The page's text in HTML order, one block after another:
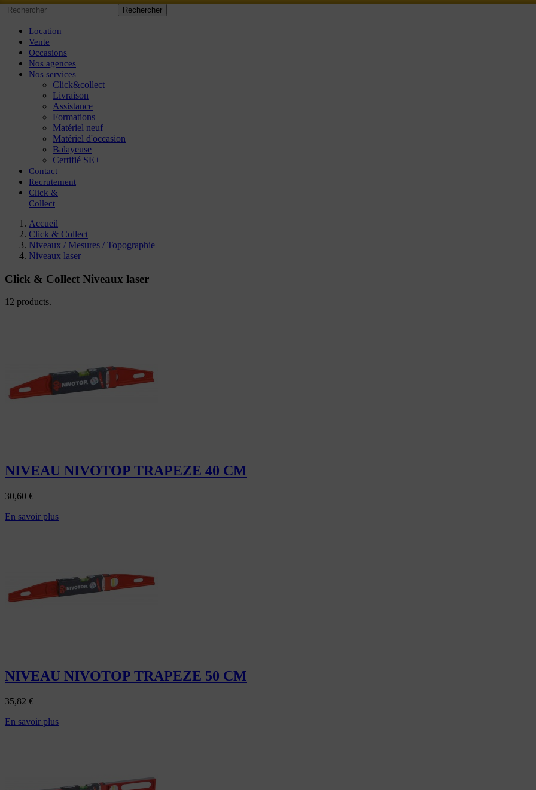
Rechercher
Location
Vente
Occasions
Nos agences
Nos services
Click&collect
Livraison
Assistance
Formations
Matériel neuf
Matériel d'occasion
Balayeuse
Certifié SE+
Contact
Recrutement
Click &
Collect
Accueil
Click & Collect
Niveaux / Mesures / Topographie
Niveaux laser
Click & Collect Niveaux laser
12 products.
NIVEAU NIVOTOP TRAPEZE 40 CM
30,60 €
En savoir plus
NIVEAU NIVOTOP TRAPEZE 50 CM
35,82 €
En savoir plus